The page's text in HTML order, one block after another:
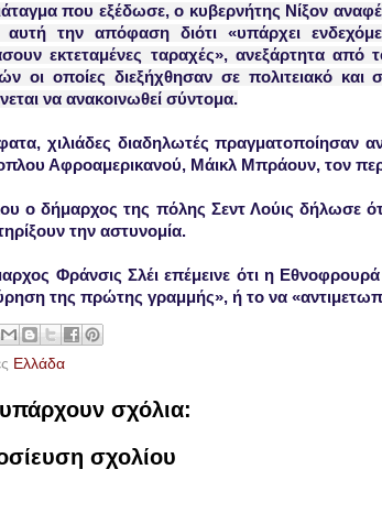
που εξέδωσε, ο κυβερνήτης Νίξον
αυτή την απόφαση διότι «υπάρχει
εκτεταμένες ταραχές», ανεξάρτητα
οι οποίες διεξήχθησαν σε πολιτειακό
να ανακοινωθεί σύντομα.
χιλιάδες διαδηλωτές πραγματοποίησαν
Αφροαμερικανού, Μάικλ Μπράουν, τον
ο δήμαρχος της πόλης Σεντ Λούις δήλωσε
την αστυνομία.
Φράνσις Σλέι επέμεινε ότι η
της πρώτης γραμμής», ή το να
Ελλάδα
σχόλια:
σχολίου